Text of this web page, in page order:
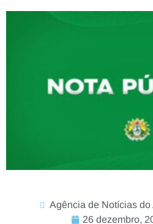
Agência de Notícias
26 dezembro,